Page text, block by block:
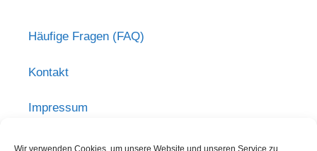
Wir verwenden Cookies, um unsere Website und unseren Service zu
Häufige Fragen (FAQ)
Kontakt
Impressum
Haftungsausschluss